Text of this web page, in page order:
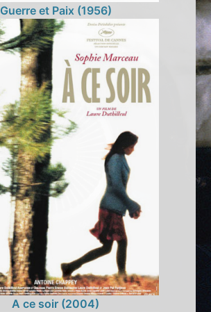
Guerre et Paix (1956)
A ce soir (2004)